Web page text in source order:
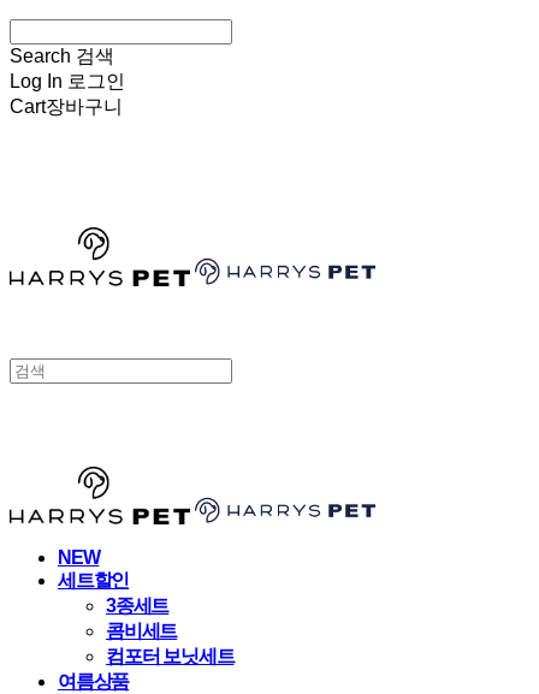
Search 검색
Log In 로그인
Cart장바구니
NEW
세트할인
3종세트
콤비세트
컴포터 보닛세트
여름상품